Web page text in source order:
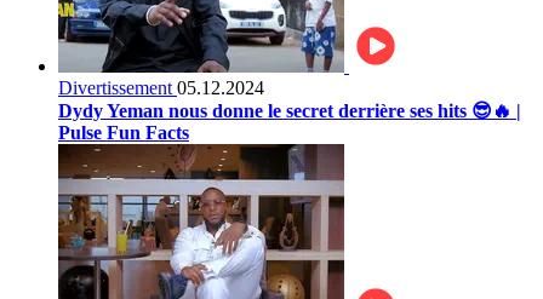
Divertissement 05.12.2024
Dydy Yeman nous donne le secret derrière ses hits 😎🔥 |
Pulse Fun Facts